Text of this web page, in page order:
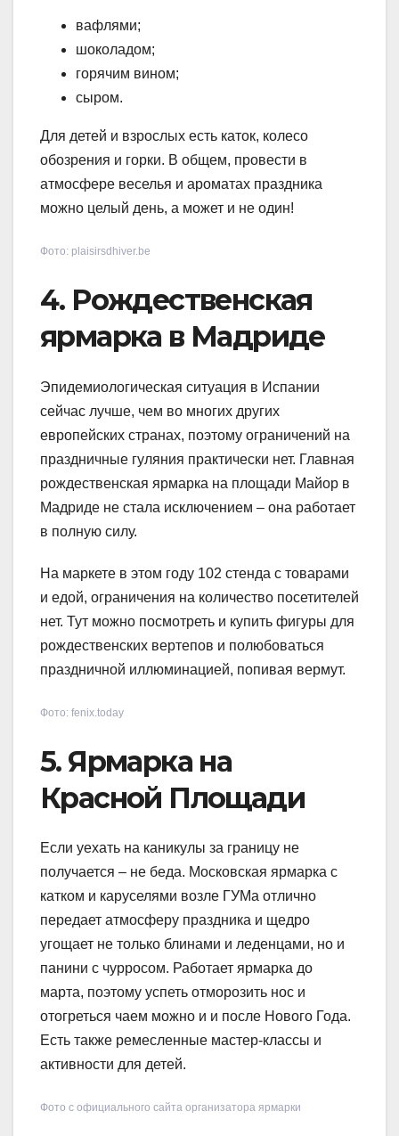
вафлями;
шоколадом;
горячим вином;
сыром.
Для детей и взрослых есть каток, колесо
обозрения и горки. В общем, провести в
атмосфере веселья и ароматах праздника
можно целый день, а может и не один!
Фото: plaisirsdhiver.be
4. Рождественская
ярмарка в Мадриде
Эпидемиологическая ситуация в Испании
сейчас лучше, чем во многих других
европейских странах, поэтому ограничений на
праздничные гуляния практически нет. Главная
рождественская ярмарка на площади Майор в
Мадриде не стала исключением – она работает
в полную силу.
На маркете в этом году 102 стенда с товарами
и едой, ограничения на количество посетителей
нет. Тут можно посмотреть и купить фигуры для
рождественских вертепов и полюбоваться
праздничной иллюминацией, попивая вермут.
Фото: fenix.today
5. Ярмарка на
Красной Площади
Если уехать на каникулы за границу не
получается – не беда. Московская ярмарка с
катком и каруселями возле ГУМа отлично
передает атмосферу праздника и щедро
угощает не только блинами и леденцами, но и
панини с чурросом. Работает ярмарка до
марта, поэтому успеть отморозить нос и
отогреться чаем можно и и после Нового Года.
Есть также ремесленные мастер-классы и
активности для детей.
Фото с официального сайта организатора ярмарки